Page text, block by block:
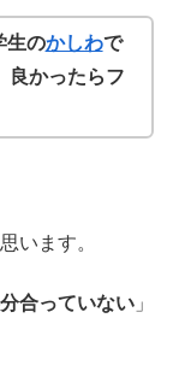
生のかしわで
良かったらフ
います。
合っていない 」